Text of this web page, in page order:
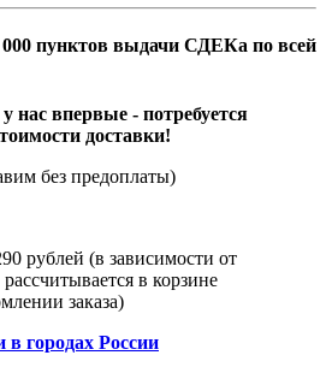
000 пунктов выдачи СДЕКа по всей
нас впервые - потребуется
доставки!
без предоплаты)
рублей (в зависимости от
в корзине
заказа)
городах России